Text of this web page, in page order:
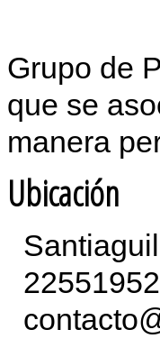
Grupo de
que se
manera
Ubicación